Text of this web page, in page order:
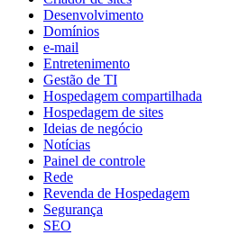
Desenvolvimento
Domínios
e-mail
Entretenimento
Gestão de TI
Hospedagem compartilhada
Hospedagem de sites
Ideias de negócio
Notícias
Painel de controle
Rede
Revenda de Hospedagem
Segurança
SEO